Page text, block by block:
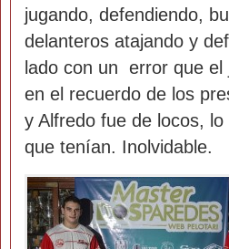
jugando, defendiendo,
delanteros atajando y
lado con un error que
en el recuerdo de los
y Alfredo fue de locos,
que tenían. Inolvidable.